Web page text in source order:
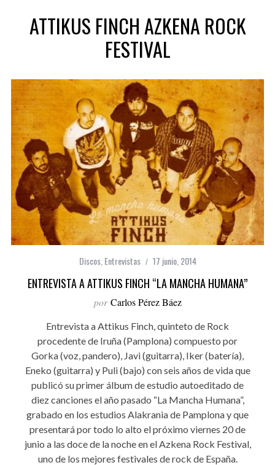
ATTIKUS FINCH AZKENA ROCK
FESTIVAL
Discos, Entrevistas 17 junio, 2014
ENTREVISTA A ATTIKUS FINCH “LA MANCHA HUMANA”
por Carlos Pérez Báez
Entrevista a Attikus Finch, quinteto de Rock
procedente de Iruña (Pamplona) compuesto por
Gorka (voz, pandero), Javi (guitarra), Iker (batería),
Eneko (guitarra) y Puli (bajo) con seis años de vida que
publicó su primer álbum de estudio autoeditado de
diez canciones el año pasado “La Mancha Humana”,
grabado en los estudios Alakrania de Pamplona y que
presentará por todo lo alto el próximo viernes 20 de
junio a las doce de la noche en el Azkena Rock Festival,
uno de los mejores festivales de rock de España.